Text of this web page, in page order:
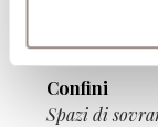
09/
Confini
Spazi di